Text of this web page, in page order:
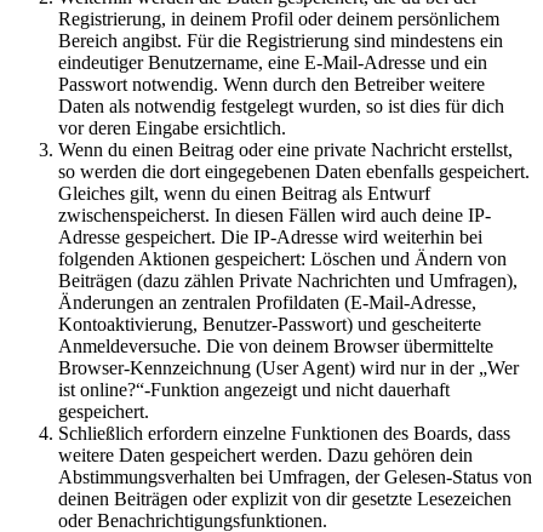
Registrierung, in deinem Profil oder deinem persönlichem
Bereich angibst. Für die Registrierung sind mindestens ein
eindeutiger Benutzername, eine E-Mail-Adresse und ein
Passwort notwendig. Wenn durch den Betreiber weitere
Daten als notwendig festgelegt wurden, so ist dies für dich
vor deren Eingabe ersichtlich.
Wenn du einen Beitrag oder eine private Nachricht erstellst,
so werden die dort eingegebenen Daten ebenfalls gespeichert.
Gleiches gilt, wenn du einen Beitrag als Entwurf
zwischenspeicherst. In diesen Fällen wird auch deine IP-
Adresse gespeichert. Die IP-Adresse wird weiterhin bei
folgenden Aktionen gespeichert: Löschen und Ändern von
Beiträgen (dazu zählen Private Nachrichten und Umfragen),
Änderungen an zentralen Profildaten (E-Mail-Adresse,
Kontoaktivierung, Benutzer-Passwort) und gescheiterte
Anmeldeversuche. Die von deinem Browser übermittelte
Browser-Kennzeichnung (User Agent) wird nur in der „Wer
ist online?“-Funktion angezeigt und nicht dauerhaft
gespeichert.
Schließlich erfordern einzelne Funktionen des Boards, dass
weitere Daten gespeichert werden. Dazu gehören dein
Abstimmungsverhalten bei Umfragen, der Gelesen-Status von
deinen Beiträgen oder explizit von dir gesetzte Lesezeichen
oder Benachrichtigungsfunktionen.